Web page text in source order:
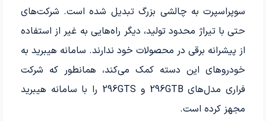
سوپراسپرت به چالشی بزرگ تبدیل شده است. شرکت‌های
حتی با تیراژ محدود تولید، دیگر راه‌هایی به غیر از استفاده
از پیشرانه برقی در محصولات خود ندارند. سامانه هیبرید به
خودروهای این دسته کمک می‌کند، همانطور که شرکت
فراری مدل‌های 296GTB و 296GTS را با سامانه هیبرید
مجهز کرده است.